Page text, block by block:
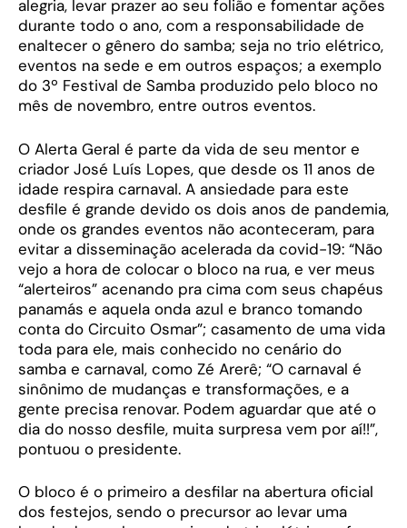
alegria, levar prazer ao seu folião e fomentar ações
durante todo o ano, com a responsabilidade de
enaltecer o gênero do samba; seja no trio elétrico,
eventos na sede e em outros espaços; a exemplo
do 3º Festival de Samba produzido pelo bloco no
mês de novembro, entre outros eventos.
O Alerta Geral é parte da vida de seu mentor e
criador José Luís Lopes, que desde os 11 anos de
idade respira carnaval. A ansiedade para este
desfile é grande devido os dois anos de pandemia,
onde os grandes eventos não aconteceram, para
evitar a disseminação acelerada da covid-19: “Não
vejo a hora de colocar o bloco na rua, e ver meus
“alerteiros” acenando pra cima com seus chapéus
panamás e aquela onda azul e branco tomando
conta do Circuito Osmar”; casamento de uma vida
toda para ele, mais conhecido no cenário do
samba e carnaval, como Zé Arerê; “O carnaval é
sinônimo de mudanças e transformações, e a
gente precisa renovar. Podem aguardar que até o
dia do nosso desfile, muita surpresa vem por aí!!”,
pontuou o presidente.
O bloco é o primeiro a desfilar na abertura oficial
dos festejos, sendo o precursor ao levar uma